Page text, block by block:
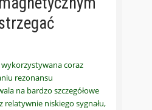
coraz
rezonansu
na bardzo szczegółowe
niskiego sygnału,